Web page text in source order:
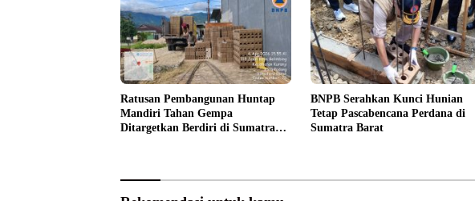
Ratusan Pembangunan Huntap
Mandiri Tahan Gempa
Ditargetkan Berdiri di Sumatra
BNPB Serahkan Kunci Hunian
Tetap Pascabencana Perdana di
Sumatra Barat